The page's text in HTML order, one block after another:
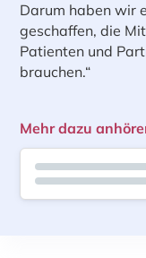
Darum haben wir
geschaffen, die
Patienten und
brauchen.“
Mehr dazu